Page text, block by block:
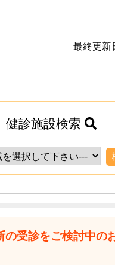
最終更新
健診施設検索
の受診をご検討中の